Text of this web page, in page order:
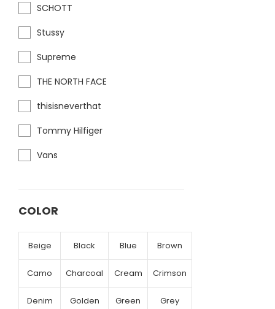
SCHOTT
Stussy
Supreme
THE NORTH FACE
thisisneverthat
Tommy Hilfiger
Vans
COLOR
Beige Black Blue Brown
Camo Charcoal Cream Crimson
Denim Golden Green Grey